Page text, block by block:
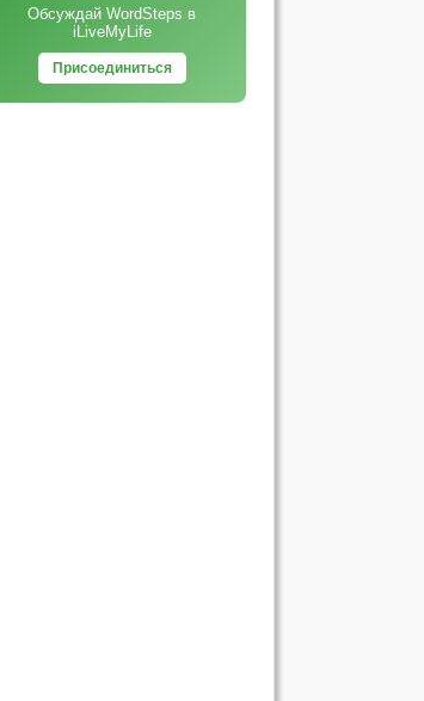
Обсуждай WordSteps в
iLiveMyLife
Присоединиться